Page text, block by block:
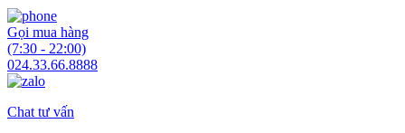
Gọi mua hàng
(7:30 - 22:00)
024.33.66.8888
Chat tư vấn